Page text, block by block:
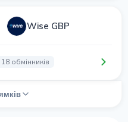
Wise GBP
18 обмінників